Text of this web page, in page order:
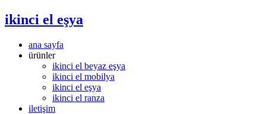
ikinci el eşya
ana sayfa
ürünler
ikinci el beyaz eşya
ikinci el mobilya
ikinci el eşya
ikinci el ranza
iletişim